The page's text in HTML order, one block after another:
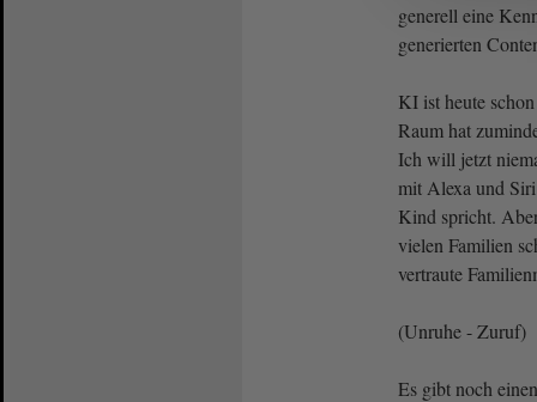
generell eine
generierten
KI ist heute
Raum hat
Ich will jetzt
mit Alexa und
Kind spricht.
vielen Familien
vertraute
(Unruhe - Zuruf)
Es gibt noch